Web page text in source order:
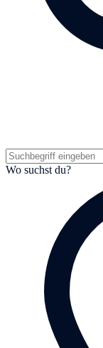
Wo suchst du?